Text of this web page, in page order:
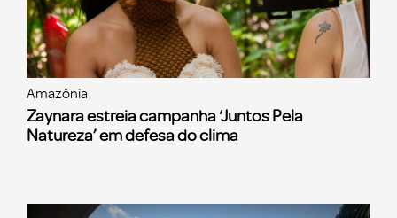
Amazônia
Zaynara estreia campanha ‘Juntos Pela
Natureza’ em defesa do clima